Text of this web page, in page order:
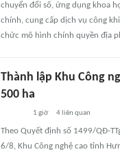
chuyển đổi số, ứng dụng khoa
chính, cung cấp dịch vụ công
chức mô hình chính quyền địa
Thành lập Khu Công
500 ha
1 giờ 4liên quan
Theo Quyết định số 1499/QĐ-
6/8, Khu Công nghệ cao tỉnh